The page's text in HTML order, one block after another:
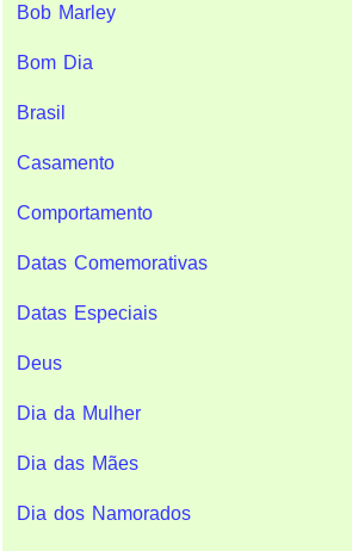
Bob Marley
Bom Dia
Brasil
Casamento
Comportamento
Datas Comemorativas
Datas Especiais
Deus
Dia da Mulher
Dia das Mães
Dia dos Namorados